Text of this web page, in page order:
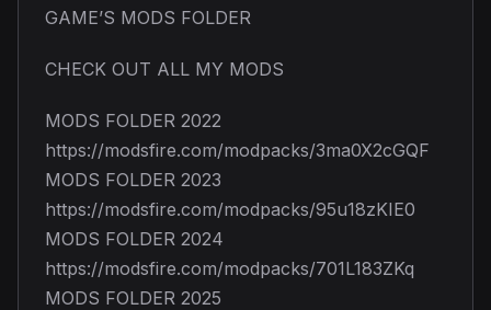
GAME’S MODS FOLDER
CHECK OUT ALL MY MODS
MODS FOLDER 2022
https://modsfire.com/modpacks/3ma0X2cGQF
MODS FOLDER 2023
https://modsfire.com/modpacks/95u18zKIE0
MODS FOLDER 2024
https://modsfire.com/modpacks/701L183ZKq
MODS FOLDER 2025